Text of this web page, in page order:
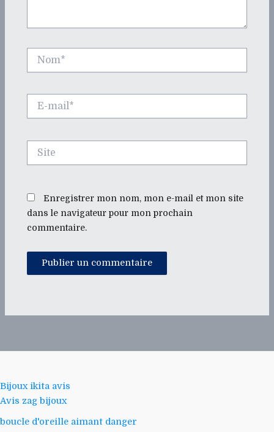
mail*
Enregistrer mon nom, mon e-mail et mon site
dans le navigateur pour mon prochain
commentaire.
Bijoux ikita avis
Avis zag bijoux
boucle d'oreille aimant danger